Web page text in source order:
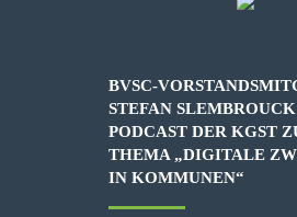
BVSC-
STEFAN
PODCAST DER KGST
THEMA „DIGITALE
IN KOMMUNEN“